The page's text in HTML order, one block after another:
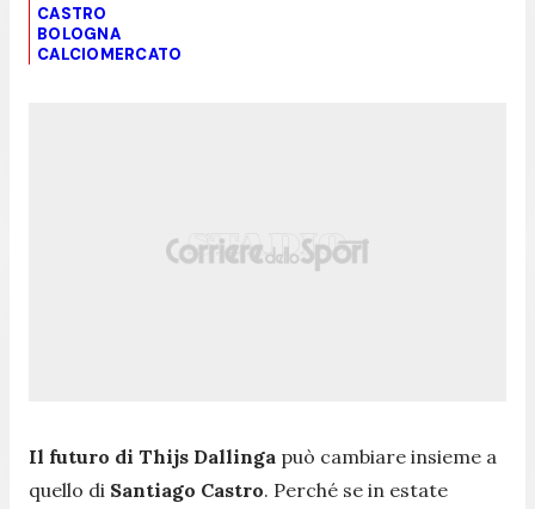
CASTRO
BOLOGNA
CALCIOMERCATO
Il futuro di Thijs Dallinga può cambiare insieme a
quello di Santiago Castro. Perché se in estate